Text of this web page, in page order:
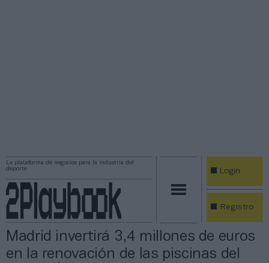
La plataforma de negocios para la industria del
deporte
Login
Registro
Madrid invertirá 3,4 millones de euros
en la renovación de las piscinas del